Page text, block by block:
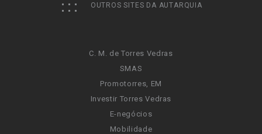
OUTROS SITES DA AUTARQUIA
C. M. de Torres Vedras
SMAS
Promotorres, EM
Investir Torres Vedras
E-negócios
Mobilidade